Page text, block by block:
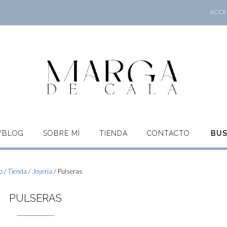
BLOG SOBRE MÍ TIENDA CONTACTO
/Tienda / Joyería / Pulseras
PULSERAS